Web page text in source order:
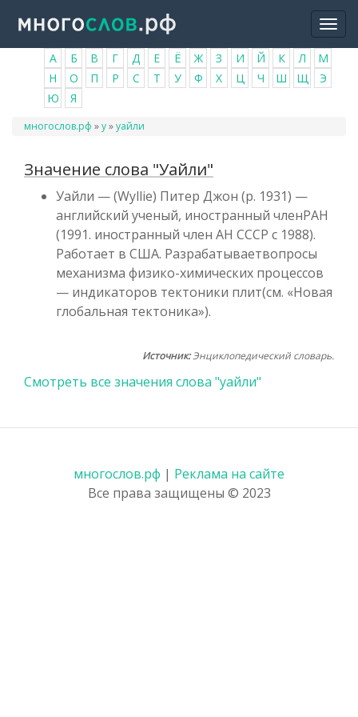
основному
содержанию
А Б В Г Д Е Ё Ж З И Й К Л
М
Н
О П Р С Т У Ф Х Ц Ч Ш Щ
Э
Ю
Я
Вы
многослов.рф »у»уайли
Значение слова "Уайли"
Уайли — (Wyllie) Питер Джон (р. 1931) —
английский ученый, иностранный членРАН
(1991. иностранный член АН СССР с 1988).
Работает в США. Разрабатываетвопросы
механизма физико-химических процессов
— индикаторов тектоники плит(см. «Новая
глобальная тектоника»).
Источник:Энциклопедический словарь.
Смотреть все значения слова "уайли"
многослов.рф | Реклама на сайте
Все права защищены © 2023